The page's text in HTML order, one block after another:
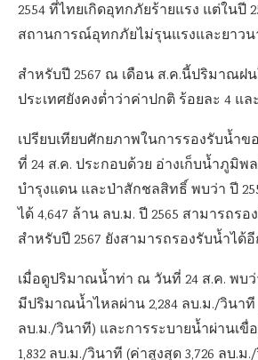
2554 ที่ไทยเกิดอุทกภัยร้ายแรง แต่ในปี
สถานการณ์อุทกภัยไม่รุนแรงและยาวน
สำหรับปี 2567 ณ เดือน ส.ค.นี้ปริมาณฝ
ประเทศยังคงต่ำว่าค่าปกติ ร้อยละ 4 แล
เปรียบเทียบศักยภาพในการรองรับน้ำ
ที่ 24 ส.ค. ประกอบด้วย อ่างเก็บน้ำภูมิพ
บำรุงแดน และป่าสักชลสิทธิ์ พบว่า ปี
ได้ 4,647 ล้าน ลบ.ม. ปี 2565 สามารถรอ
สำหรับปี 2567 ยังสามารถรองรับน้ำได้อี
เมื่อดูปริมาณน้ำท่า ณ วันที่ 24 ส.ค. พบว่
มีปริมาณน้ำไหลผ่าน 2,284 ลบ.ม./วินาที
ลบ.ม./วินาที) และการระบายน้ำผ่านเขื่อ
1,832 ลบ.ม./วินาที (ค่าสูงสุด 3,726 ลบ.ม